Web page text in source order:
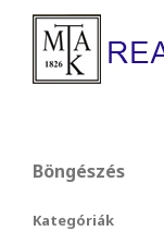
Böngészés
Kategóriák